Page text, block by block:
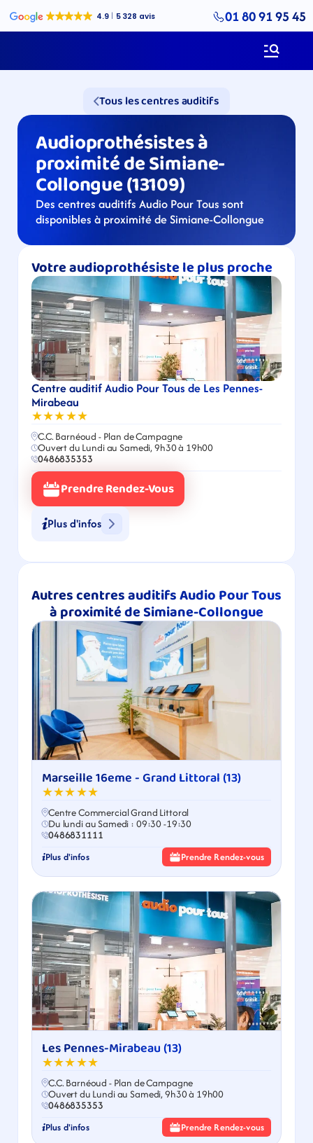
01 80 91 95 45
Tous les centres auditifs
Audioprothésistes à
proximité de Simiane-
Collongue (13109)
Des centres auditifs Audio Pour Tous sont
disponibles à proximité de Simiane-Collongue
Votre audioprothésiste le plus proche
Centre auditif Audio Pour Tous de Les Pennes-
Mirabeau
★★★★★
C.C. Barnéoud - Plan de Campagne
Ouvert du Lundi au Samedi, 9h30 à 19h00
0486835353
Prendre Rendez-Vous
Plus d'infos
Autres centres auditifs Audio Pour Tous
à proximité de Simiane-Collongue
Marseille 16eme - Grand Littoral (13)
★★★★★
Centre Commercial Grand Littoral
Du lundi au Samedi : 09:30 -19:30
0486831111
Plus d'infos Prendre Rendez-vous
Les Pennes-Mirabeau (13)
★★★★★
C.C. Barnéoud - Plan de Campagne
Ouvert du Lundi au Samedi, 9h30 à 19h00
0486835353
Plus d'infos Prendre Rendez-vous